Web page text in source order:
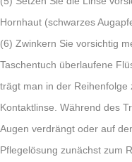
Hornhaut (schwarzes
(6) Zwinkern Sie vorsichtig
Taschentuch überlaufene
trägt man in der Reihenfolge
Kontaktlinse. Während des
Augen verdrängt oder auf
Pflegelösung zunächst zum